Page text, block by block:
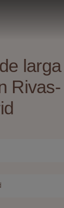
larga
Rivas-